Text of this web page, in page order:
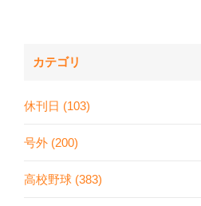
カテゴリ
休刊日 (103)
号外 (200)
高校野球 (383)